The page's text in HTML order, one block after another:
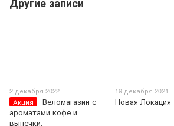
2 декабря 2022
Акция
Веломагазин с
ароматами кофе и
выпечки.
19 декабря 2021
Новая Локация